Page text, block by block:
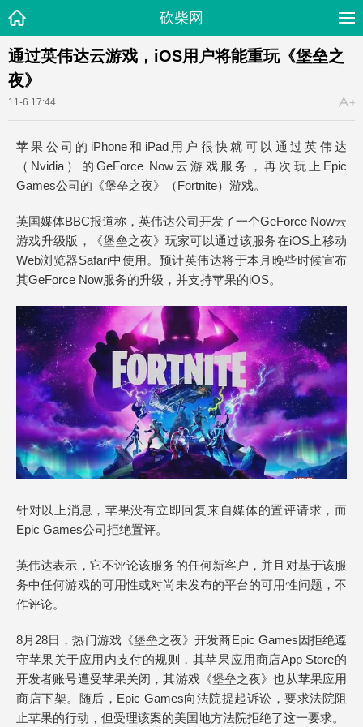
砍柴网
通过英伟达云游戏，iOS用户将能重玩《堡垒之
夜》
11-6 17:44
苹果公司的iPhone和iPad用户很快就可以通过英伟达
（Nvidia）的GeForce Now云游戏服务，再次玩上Epic
Games公司的《堡垒之夜》（Fortnite）游戏。
英国媒体BBC报道称，英伟达公司开发了一个GeForce Now云
游戏升级版，《堡垒之夜》玩家可以通过该服务在iOS上移动
Web浏览器Safari中使用。预计英伟达将于本月晚些时候宣布
其GeForce Now服务的升级，并支持苹果的iOS。
针对以上消息，苹果没有立即回复来自媒体的置评请求，而
Epic Games公司拒绝置评。
英伟达表示，它不评论该服务的任何新客户，并且对基于该服
务中任何游戏的可用性或对尚未发布的平台的可用性问题，不
作评论。
8月28日，热门游戏《堡垒之夜》开发商Epic Games因拒绝遵
守苹果关于应用内支付的规则，其苹果应用商店App Store的
开发者账号遭受苹果关闭，其游戏《堡垒之夜》也从苹果应用
商店下架。随后，Epic Games向法院提起诉讼，要求法院阻
止苹果的行动，但受理该案的美国地方法院拒绝了这一要求。